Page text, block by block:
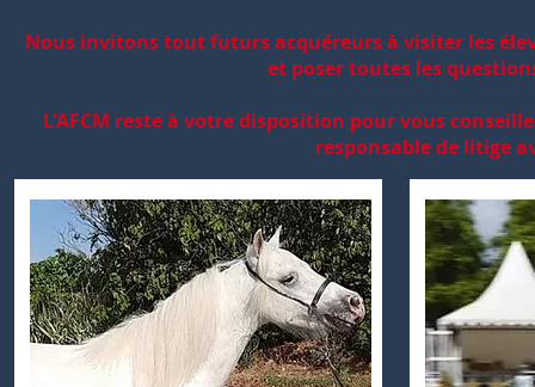
Nous invitons tout futurs acquéreurs à visiter les
et poser toutes les
L'AFCM reste à votre disposition pour vous
responsable de litige